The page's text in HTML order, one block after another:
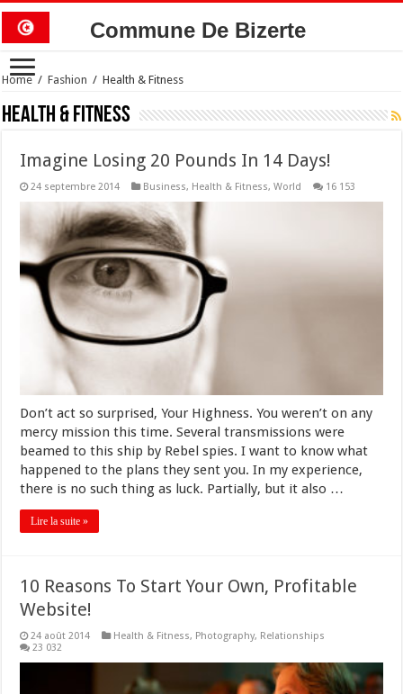
Commune De Bizerte
Home / Fashion / Health & Fitness
Health & Fitness
Imagine Losing 20 Pounds In 14 Days!
24 septembre 2014 Business, Health & Fitness,World 16 153
Don’t act so surprised, Your Highness. You weren’t on any
mercy mission this time. Several transmissions were
beamed to this ship by Rebel spies. I want to know what
happened to the plans they sent you. In my experience,
there is no such thing as luck. Partially, but it also …
Lire la suite »
10 Reasons To Start Your Own, Profitable
Website!
24 août 2014 Health & Fitness, Photography, Relationships
23 032